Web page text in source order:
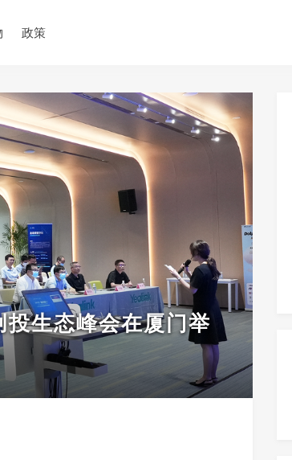
政策
生态峰会在厦门举